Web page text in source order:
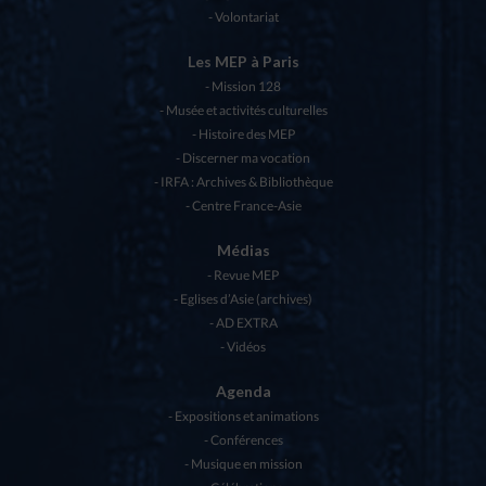
Volontariat
Les MEP à Paris
Mission 128
Musée et activités culturelles
Histoire des MEP
Discerner ma vocation
IRFA : Archives & Bibliothèque
Centre France-Asie
Médias
Revue MEP
Eglises d’Asie (archives)
AD EXTRA
Vidéos
Agenda
Expositions et animations
Conférences
Musique en mission